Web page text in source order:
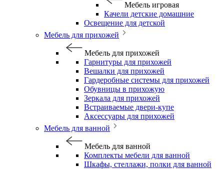
Мебель игровая
Качели детские домашние
Освещение для детской
Мебель для прихожей
Мебель для прихожей
Гарнитуры для прихожей
Вешалки для прихожей
Гардеробные системы для прихожей
Обувницы в прихожую
Зеркала для прихожей
Встраиваемые двери-купе
Аксессуары для прихожей
Мебель для ванной
Мебель для ванной
Комплекты мебели для ванной
Шкафы, стеллажи, полки для ванной